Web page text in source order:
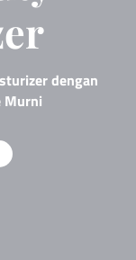
dengan
Murni